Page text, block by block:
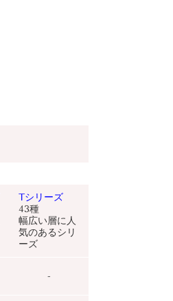
Tシリーズ
43種
幅広い層に人
気のあるシリ
ーズ
‐